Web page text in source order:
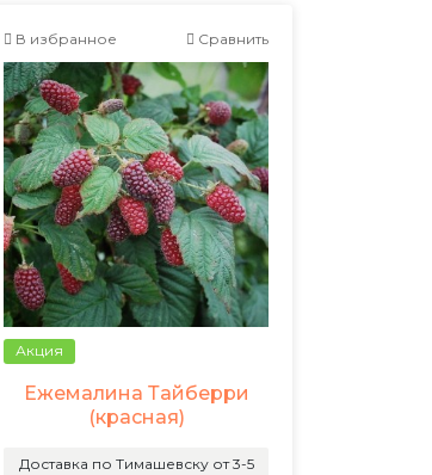
В избранное Сравнить
Акция
Ежемалина Тайберри
(красная)
Доставка по Тимашевску от 3-5